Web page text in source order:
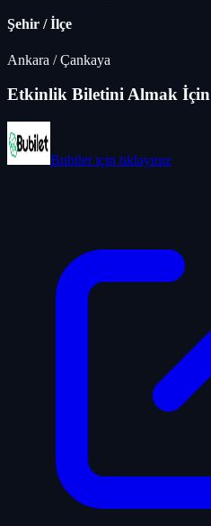
Şehir / İlçe
Ankara /Çankaya
Etkinlik Biletini Almak İçin
Bubilet için tıklayınız